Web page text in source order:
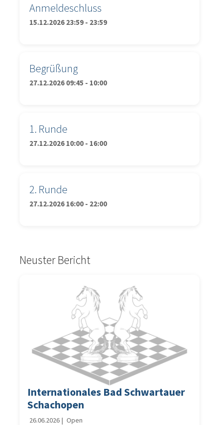
Anmeldeschluss
15.12.2026 23:59 - 23:59
Begrüßung
27.12.2026 09:45 - 10:00
1. Runde
27.12.2026 10:00 - 16:00
2. Runde
27.12.2026 16:00 - 22:00
Neuster Bericht
Internationales Bad Schwartauer
Schachopen
26.06.2026 | Open